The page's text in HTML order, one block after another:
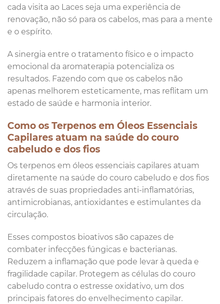
cada visita ao Laces seja uma experiência de
renovação, não só para os cabelos, mas para a mente
e o espírito.
A sinergia entre o tratamento físico e o impacto
emocional da aromaterapia potencializa os
resultados. Fazendo com que os cabelos não
apenas melhorem esteticamente, mas reflitam um
estado de saúde e harmonia interior.
Como os Terpenos em Óleos Essenciais
Capilares atuam na saúde do couro
cabeludo e dos fios
Os terpenos em óleos essenciais capilares atuam
diretamente na saúde do couro cabeludo e dos fios
através de suas propriedades anti-inflamatórias,
antimicrobianas, antioxidantes e estimulantes da
circulação.
Esses compostos bioativos são capazes de
combater infecções fúngicas e bacterianas.
Reduzem a inflamação que pode levar à queda e
fragilidade capilar. Protegem as células do couro
cabeludo contra o estresse oxidativo, um dos
principais fatores do envelhecimento capilar.